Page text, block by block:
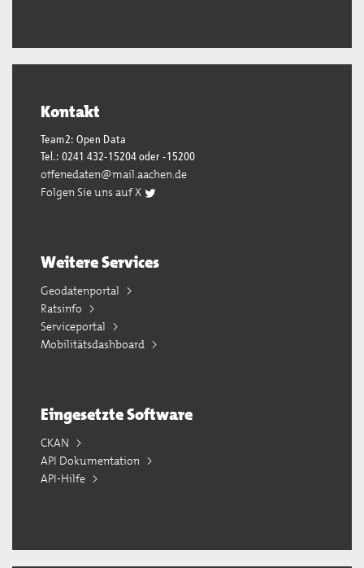
Kontakt
Team2: Open Data
Tel.: 0241 432-15204 oder -15200
offenedaten@mail.aachen.de
Folgen Sie uns auf X
Weitere Services
Geodatenportal
Ratsinfo
Serviceportal
Mobilitätsdashboard
Eingesetzte Software
CKAN
API Dokumentation
API-Hilfe